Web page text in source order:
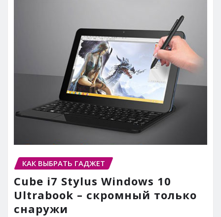
КАК ВЫБРАТЬ ГАДЖЕТ
Cube i7 Stylus Windows 10
Ultrabook – скромный только
снаружи